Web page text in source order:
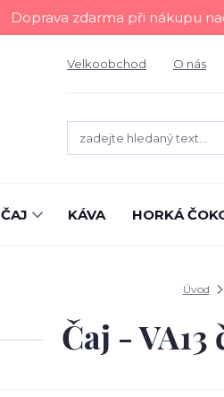
Doprava zdarma při nákupu
Velkoobchod O nás
ČAJ KÁVA HORKÁ
Úvod
Čaj -